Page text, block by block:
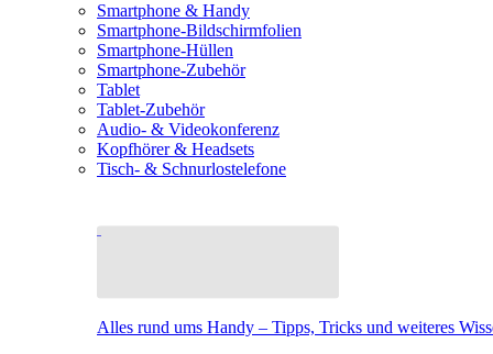
Smartphone & Handy
Smartphone-Bildschirmfolien
Smartphone-Hüllen
Smartphone-Zubehör
Tablet
Tablet-Zubehör
Audio- & Videokonferenz
Kopfhörer & Headsets
Tisch- & Schnurlostelefone
Alles rund ums Handy – Tipps, Tricks und weiteres